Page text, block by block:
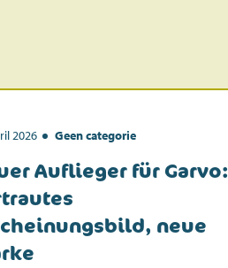
2026 Geen categorie
Auflieger für Garvo:
neue